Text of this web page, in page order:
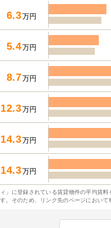
6.3万円
5.4万円
8.7万円
12.3万円
14.3万円
14.3万円
」に登録されている賃貸物件の平均賃
。そのため、リンク先のページにおいて